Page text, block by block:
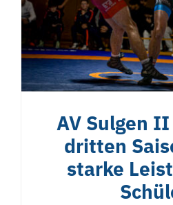
AV Sulgen
dritten
starke